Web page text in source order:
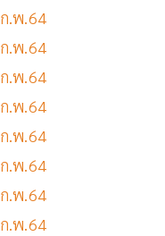
.พ.64
.พ.64
.พ.64
.พ.64
.พ.64
.พ.64
.พ.64
.พ.64